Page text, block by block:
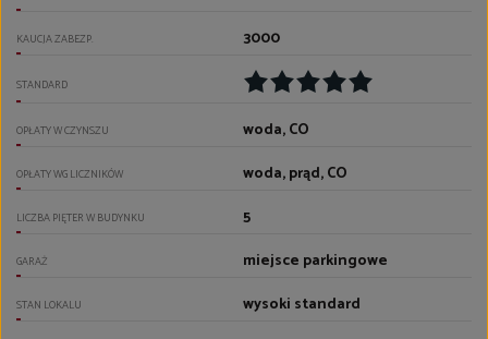
KAUCJA ZABEZP. 3000
STANDARD
OPŁATY W CZYNSZU woda, CO
OPŁATY WG LICZNIKÓW woda, prąd, CO
LICZBA PIĘTER W BUDYNKU 5
GARAŻ miejsce parkingowe
STAN LOKALU wysoki standard